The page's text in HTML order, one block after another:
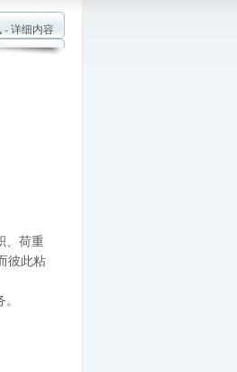
- 详细内容
、荷重
彼此粘